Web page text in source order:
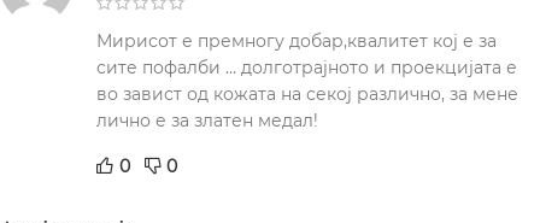
Мирисот е премногу добар,квалитет кој е за
сите пофалби … долготрајното и проекцијата е
во завист од кожата на секој различно, за мене
лично е за златен медал!
0 0